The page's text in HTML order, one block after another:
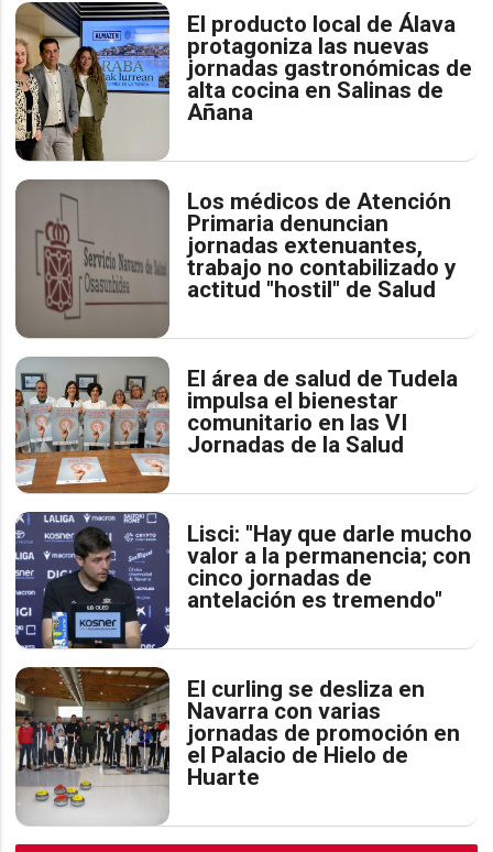
El producto local de Álava
protagoniza las nuevas
jornadas gastronómicas de
alta cocina en Salinas de
Añana
Los médicos de Atención
Primaria denuncian
jornadas extenuantes,
trabajo no contabilizado y
actitud "hostil" de Salud
El área de salud de Tudela
impulsa el bienestar
comunitario en las VI
Jornadas de la Salud
Lisci: "Hay que darle mucho
valor a la permanencia; con
cinco jornadas de
antelación es tremendo"
El curling se desliza en
Navarra con varias
jornadas de promoción en
el Palacio de Hielo de
Huarte